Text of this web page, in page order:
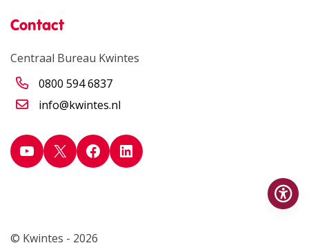
Contact
Centraal Bureau Kwintes
0800 594 6837
info@kwintes.nl
YouTube
X FacebookLinkedIn
© Kwintes - 2026